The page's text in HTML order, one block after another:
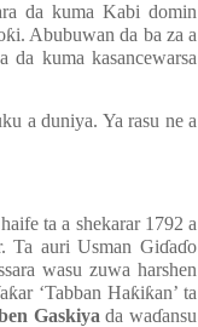
da kuma Kabi domin
ƙi. Abubuwan da ba za a
da kuma kasancewarsa
a duniya. Ya rasu ne a
ta a shekarar 1792 a
Ta auri Usman Giɗaɗo
wasu zuwa harshen
ƙar ‘Tabban Haƙiƙan’ ta
Gaskiyada waɗansu